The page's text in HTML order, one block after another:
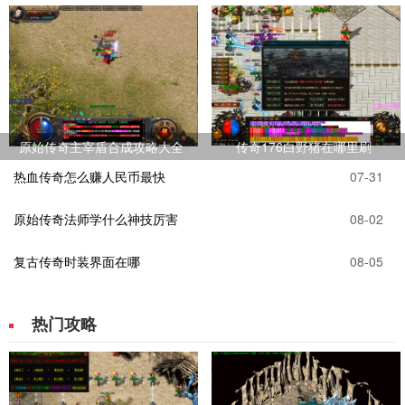
原始传奇主宰盾合成攻略大全
传奇176白野猪在哪里刷
热血传奇怎么赚人民币最快
07-31
原始传奇法师学什么神技厉害 08-02
复古传奇时装界面在哪 08-05
热门攻略